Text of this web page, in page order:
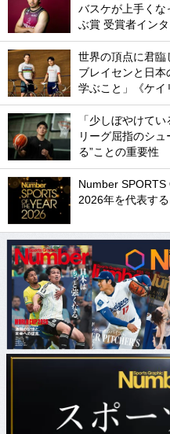
バスケが上手くな
ぶ賞 受賞者インタ
世界の頂点に君臨
ブレイセンと日本
学ぶこと」《ケイ
「少しぼやけて
リーグ屈指のシュ
る”ことの重要性
Number SPORTS
2026年を代表す